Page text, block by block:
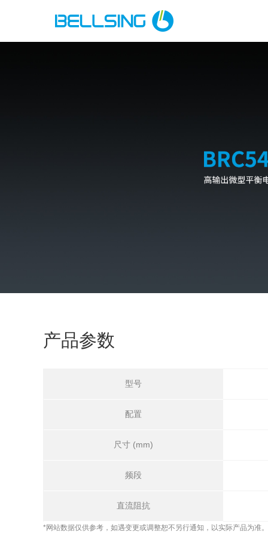
产品参数
型号
配置
尺寸 (mm)
频段
直流阻抗
*网站数据仅供参考，如遇变更或调整恕不另行通知，以实际产品为准。